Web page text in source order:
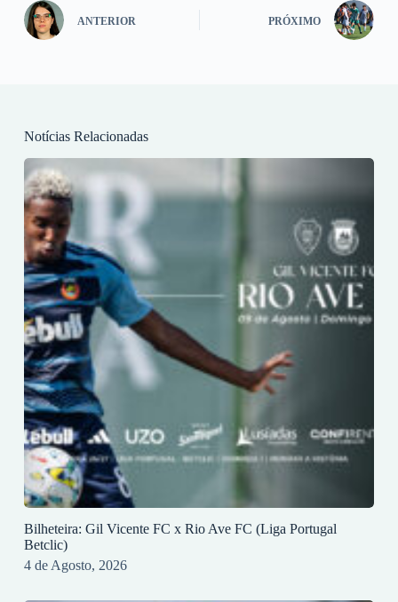
ANTERIOR PRÓXIMO
Notícias Relacionadas
Bilheteira: Gil Vicente FC x Rio Ave FC (Liga Portugal
Betclic)
4 de Agosto, 2026